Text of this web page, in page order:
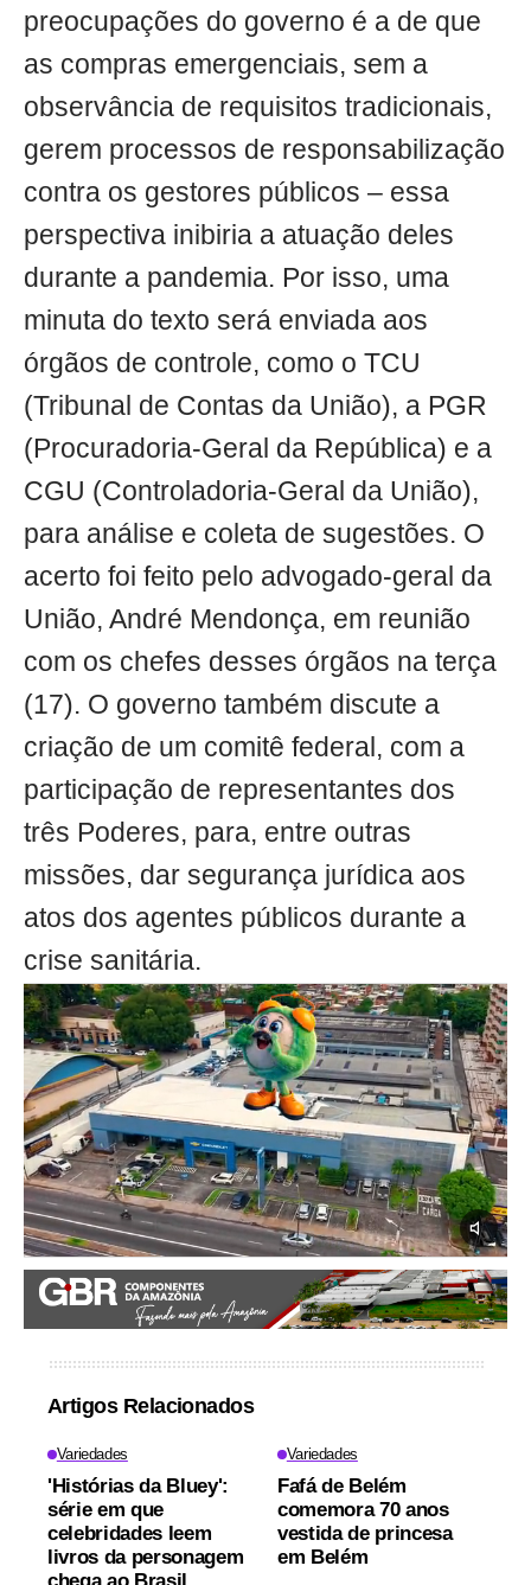
preocupações do governo é a de que
as compras emergenciais, sem a
observância de requisitos tradicionais,
gerem processos de responsabilização
contra os gestores públicos – essa
perspectiva inibiria a atuação deles
durante a pandemia. Por isso, uma
minuta do texto será enviada aos
órgãos de controle, como o TCU
(Tribunal de Contas da União), a PGR
(Procuradoria-Geral da República) e a
CGU (Controladoria-Geral da União),
para análise e coleta de sugestões. O
acerto foi feito pelo advogado-geral da
União, André Mendonça, em reunião
com os chefes desses órgãos na terça
(17). O governo também discute a
criação de um comitê federal, com a
participação de representantes dos
três Poderes, para, entre outras
missões, dar segurança jurídica aos
atos dos agentes públicos durante a
crise sanitária.
Artigos Relacionados
Variedades
'Histórias da Bluey':
série em que
celebridades leem
livros da personagem
Variedades
Fafá de Belém
comemora 70 anos
vestida de princesa
em Belém